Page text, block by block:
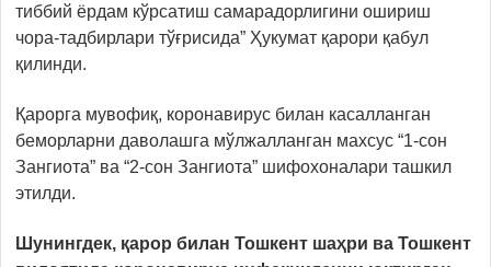
тиббий ёрдам кўрсатиш самарадорлигини ошириш
чора-тадбирлари тўғрисида” Ҳукумат қарори қабул
қилинди.
Қарорга мувофиқ, коронавирус билан касалланган
беморларни даволашга мўлжалланган махсус “1-сон
Зангиота” ва “2-сон Зангиота” шифохоналари ташкил
этилди.
Шунингдек, қарор билан Тошкент шаҳри ва Тошкент